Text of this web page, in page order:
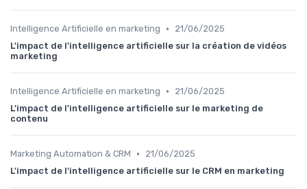
Intelligence Artificielle en marketing •
21/06/2025
L'impact de l'intelligence artificielle sur la création de vidéos
marketing
Intelligence Artificielle en marketing •
21/06/2025
L'impact de l'intelligence artificielle sur le marketing de
contenu
Marketing Automation & CRM •
21/06/2025
L'impact de l'intelligence artificielle sur le CRM en marketing